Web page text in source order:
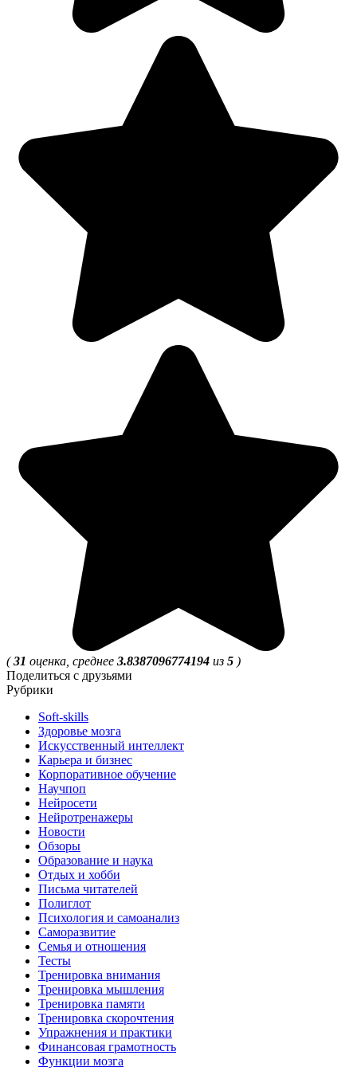
(31 оценка, среднее 3.8387096774194 из 5 )
Поделиться с друзьями
Рубрики
Soft-skills
Здоровье мозга
Искусственный интеллект
Карьера и бизнес
Корпоративное обучение
Научпоп
Нейросети
Нейротренажеры
Новости
Обзоры
Образование и наука
Отдых и хобби
Письма читателей
Полиглот
Психология и самоанализ
Саморазвитие
Семья и отношения
Тесты
Тренировка внимания
Тренировка мышления
Тренировка памяти
Тренировка скорочтения
Упражнения и практики
Финансовая грамотность
Функции мозга